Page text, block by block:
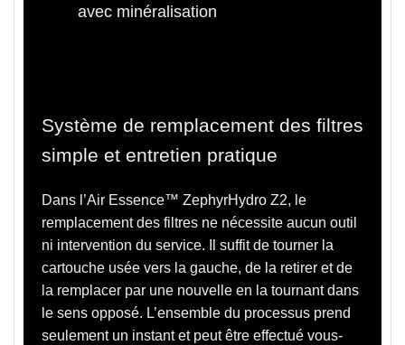
avec minéralisation
Système de remplacement des filtres
simple et entretien pratique
Dans l’Air Essence™ ZephyrHydro Z2, le
remplacement des filtres ne nécessite aucun outil
ni intervention du service. Il suffit de tourner la
cartouche usée vers la gauche, de la retirer et de
la remplacer par une nouvelle en la tournant dans
le sens opposé. L’ensemble du processus prend
seulement un instant et peut être effectuévous-